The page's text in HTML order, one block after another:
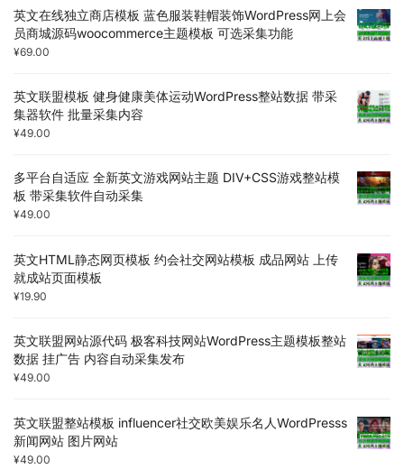
英文在线独立商店模板 蓝色服装鞋帽装饰WordPress网上会
员商城源码woocommerce主题模板 可选采集功能
¥69.00
英文联盟模板 健身健康美体运动WordPress整站数据 带采
集器软件 批量采集内容
¥49.00
多平台自适应 全新英文游戏网站主题 DIV+CSS游戏整站模
板 带采集软件自动采集
¥49.00
英文HTML静态网页模板 约会社交网站模板 成品网站 上传
就成站页面模板
¥19.90
英文联盟网站源代码 极客科技网站WordPress主题模板整站
数据 挂广告 内容自动采集发布
¥49.00
英文联盟整站模板 influencer社交欧美娱乐名人WordPresss
新闻网站 图片网站
¥49.00